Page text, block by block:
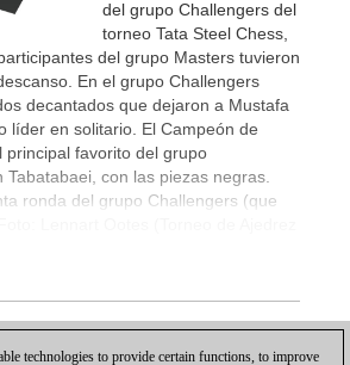
del grupo Challengers del
torneo Tata Steel Chess,
del grupo Masters tuvieron
En el grupo Challengers
decantados que dejaron a Mustafa
líder en solitario. El Campeón de
principal favorito del grupo
Tabatabaei, con las piezas negras.
ronda del grupo Challengers (que
technologies to provide certain functions, to improve